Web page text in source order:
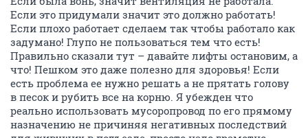
ОТВЕТИТЬ
I
Ispanec
member
22 октября 2009 condition
по поводу, бычков так это у нас решалось тоже через
систему наказаний! У нас вообще жестко было в 12-ти
этажке! Курилку сделали под тех этажом, а кто курит
не там тому штраф! Вот так вот! Все решаемо!